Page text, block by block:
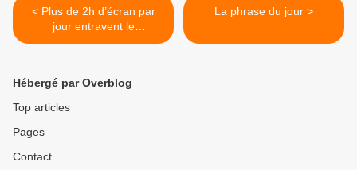
< Plus de 2h d’écran par
jour entravent le
développement intellectuel
La phrase du jour >
Hébergé par Overblog
Top articles
Pages
Contact